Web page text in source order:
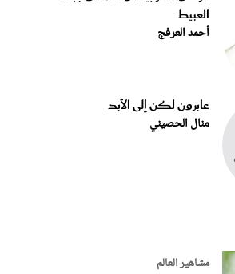
العبيط
أحمد العرفج
عابرون لكن إلى الأبد
منال الحصيني
مشاهير العالم